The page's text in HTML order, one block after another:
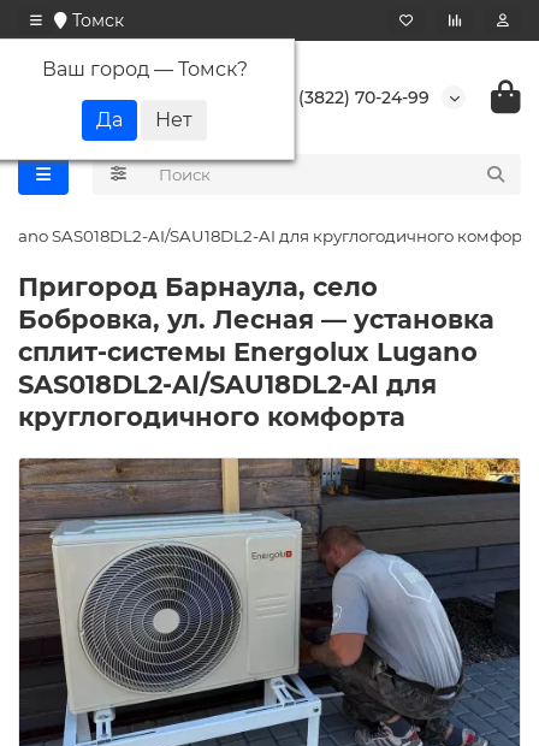
Томск
Ваш город — Томск?
+7 (3822) 70-24-99
SAS018DL2-AI/SAU18DL2-AI для круглогодичного комфорта
Пригород Барнаула, село
Бобровка, ул. Лесная — установка
сплит-системы Energolux Lugano
SAS018DL2-AI/SAU18DL2-AI для
круглогодичного комфорта